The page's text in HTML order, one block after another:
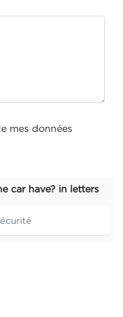
mes données
car have? in letters